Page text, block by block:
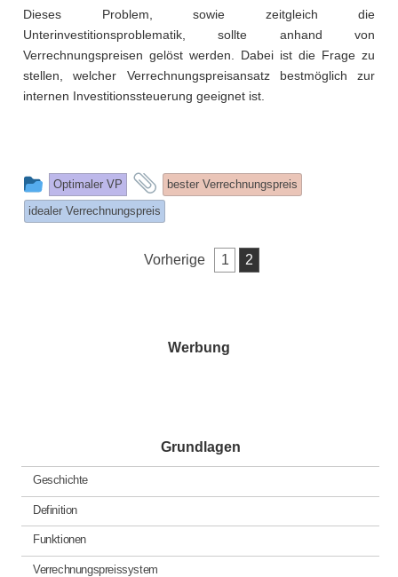
Dieses Problem, sowie zeitgleich die
Unterinvestitionsproblematik, sollte anhand von
Verrechnungspreisen gelöst werden. Dabei ist die Frage zu
stellen, welcher Verrechnungspreisansatz bestmöglich zur
internen Investitionssteuerung geeignet ist.
This
entry
was
Optimaler VP
and
tagged
bester Verrechnungspreis
idealer Verrechnungspreis
SeitennummerierungVorherige 1 2
Werbung
Grundlagen
Geschichte
Definition
Funktionen
Verrechnungspreissystem